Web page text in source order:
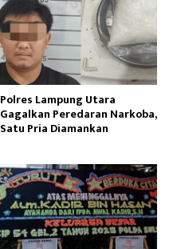
Polres Lampung Utara
Gagalkan Peredaran Narkoba,
Satu Pria Diamankan